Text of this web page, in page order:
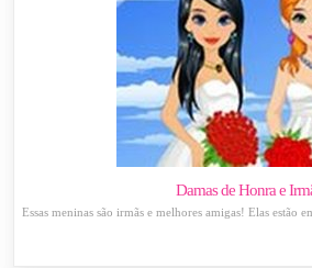
Damas de Honra e
Essas meninas são irmãs e melhores amigas! Elas estão